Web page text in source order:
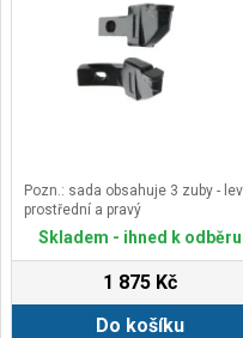
Pozn.: sada obsahuje 3 zuby -
prostřední a pravý
Skladem - ihned k odběru
1 875 Kč
Do košíku